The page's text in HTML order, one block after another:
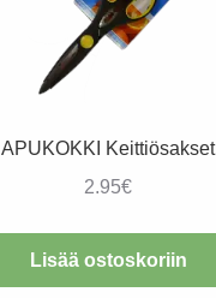
APUKOKKI Keittiösakset
2.95€
Lisää ostoskoriin